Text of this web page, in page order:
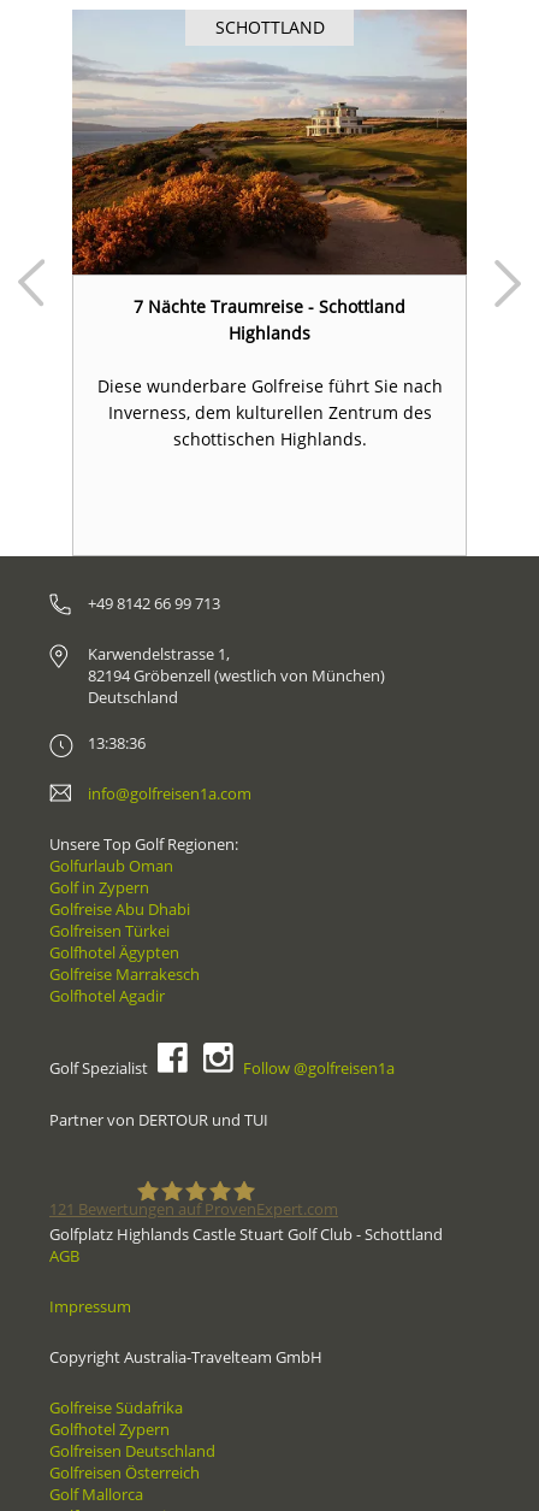
SCHOTTLAND
7 Nächte Traumreise - Schottland
Highlands
Diese wunderbare Golfreise führt Sie nach
Inverness, dem kulturellen Zentrum des
schottischen Highlands.
+49 8142 66 99 713
Karwendelstrasse 1,
82194 Gröbenzell (westlich von München)
Deutschland
13:38:36
info@golfreisen1a.com
Unsere Top Golf Regionen:
Golfurlaub Oman
Golf in Zypern
Golfreise Abu Dhabi
Golfreisen Türkei
Golfhotel Ägypten
Golfreise Marrakesch
Golfhotel Agadir
Golf Spezialist Follow @golfreisen1a
Partner von DERTOUR und TUI
121 Bewertungen auf ProvenExpert.com
Golfplatz Highlands Castle Stuart Golf Club - Schottland
AGB
Impressum
Copyright Australia-Travelteam GmbH
Golfreise Südafrika
Golfhotel Zypern
Golfreisen Deutschland
Golfreisen Österreich
Golf Mallorca